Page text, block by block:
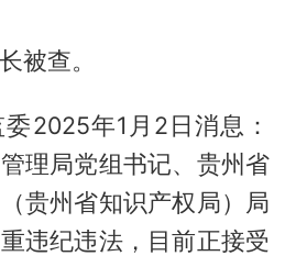
被查。
2025年1月2日消息：
理局党组书记、贵州省
贵州省知识产权局）局
违纪违法，目前正接受